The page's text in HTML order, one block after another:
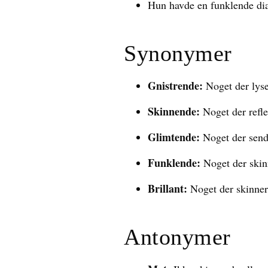
Hun havde en funklende
Synonymer
Gnistrende: Noget der
Skinnende: Noget der
Glimtende: Noget der
Funklende: Noget der
Brillant: Noget der
Antonymer